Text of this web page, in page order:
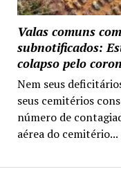
Valas comuns
subnotificados:
colapso pelo
Nem seus
seus cemitérios
número de
aérea do cemitério...